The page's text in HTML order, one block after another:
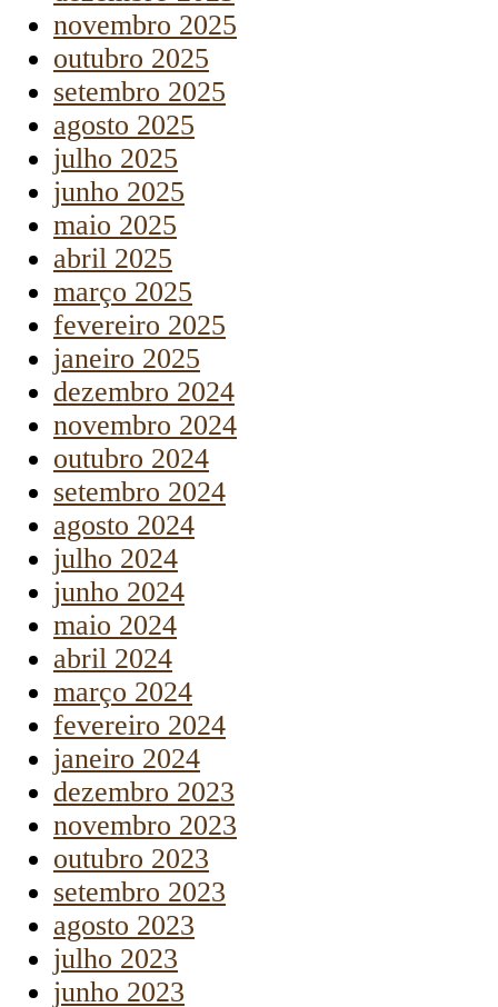
novembro 2025
outubro 2025
setembro 2025
agosto 2025
julho 2025
junho 2025
maio 2025
abril 2025
março 2025
fevereiro 2025
janeiro 2025
dezembro 2024
novembro 2024
outubro 2024
setembro 2024
agosto 2024
julho 2024
junho 2024
maio 2024
abril 2024
março 2024
fevereiro 2024
janeiro 2024
dezembro 2023
novembro 2023
outubro 2023
setembro 2023
agosto 2023
julho 2023
junho 2023